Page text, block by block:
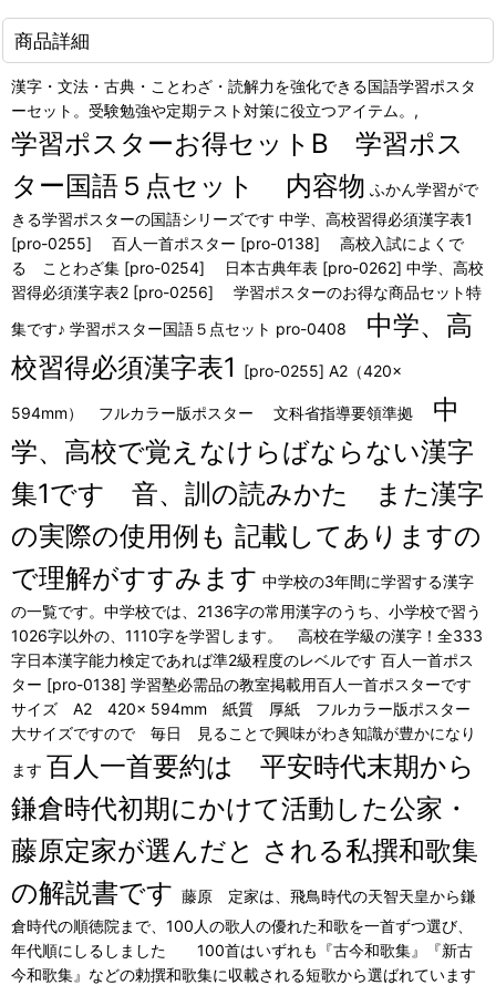
商品詳細
漢字・文法・古典・ことわざ・読解力を強化できる国語学習ポスタ
ーセット。受験勉強や定期テスト対策に役立つアイテム。,
学習ポスターお得セットB 学習ポス
ター国語５点セット
内容物 ふかん学習がで
きる学習ポスターの国語シリーズです 中学、高校習得必須漢字表1
[pro-0255] 百人一首ポスター [pro-0138] 高校入試によくで
る ことわざ集 [pro-0254] 日本古典年表 [pro-0262] 中学、高校
習得必須漢字表2 [pro-0256] 学習ポスターのお得な商品セット特
集です♪ 学習ポスター国語５点セット pro-0408 中学、高
校習得必須漢字表1
[pro-0255] A2（420×
594mm） フルカラー版ポスター 文科省指導要領準拠 中
学、高校で覚えなけらばならない漢字
集1です 音、訓の読みかた また漢字
の実際の使用例も 記載してありますの
で理解がすすみます 中学校の3年間に学習する漢字
の一覧です。中学校では、2136字の常用漢字のうち、小学校で習う
1026字以外の、1110字を学習します。 高校在学級の漢字！全333
字日本漢字能力検定であれば準2級程度のレベルです 百人一首ポス
ター [pro-0138] 学習塾必需品の教室掲載用百人一首ポスターです
サイズ A2 420× 594mm 紙質 厚紙 フルカラー版ポスター
大サイズですので 毎日 見ることで興味がわき知識が豊かになり
ます 百人一首要約は 平安時代末期から
鎌倉時代初期にかけて活動した公家・
藤原定家が選んだと される私撰和歌集
の解説書です 藤原 定家は、飛鳥時代の天智天皇から鎌
倉時代の順徳院まで、100人の歌人の優れた和歌を一首ずつ選び、
年代順にしるしました 100首はいずれも『古今和歌集』『新古
今和歌集』などの勅撰和歌集に収載される短歌から選ばれています